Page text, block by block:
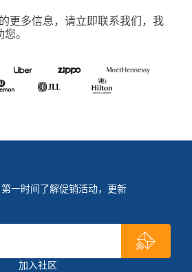
更多信息，请立即联系我们，我
。
一时间了解促销活动，更新
加入社区